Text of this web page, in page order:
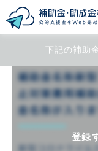
目的から探す
エリアから探す
下記の補助
登録